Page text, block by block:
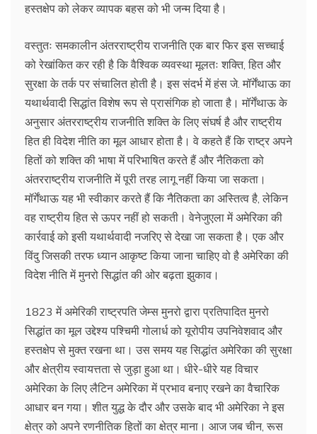
हस्तक्षेप को लेकर व्यापक बहस को भी जन्म दिया है।
वस्तुतः समकालीन अंतरराष्ट्रीय राजनीति एक बार फिर इस सच्चाई
को रेखांकित कर रही है कि वैश्विक व्यवस्था मूलतः शक्ति, हित और
सुरक्षा के तर्क पर संचालित होती है। इस संदर्भ में हंस जे. मॉर्गेंथाऊ का
यथार्थवादी सिद्धांत विशेष रूप से प्रासंगिक हो जाता है। मॉर्गेंथाऊ के
अनुसार अंतरराष्ट्रीय राजनीति शक्ति के लिए संघर्ष है और राष्ट्रीय
हित ही विदेश नीति का मूल आधार होता है। वे कहते हैं कि राष्ट्र अपने
हितों को शक्ति की भाषा में परिभाषित करते हैं और नैतिकता को
अंतरराष्ट्रीय राजनीति में पूरी तरह लागू नहीं किया जा सकता।
मॉर्गेंथाऊ यह भी स्वीकार करते हैं कि नैतिकता का अस्तित्व है, लेकिन
वह राष्ट्रीय हित से ऊपर नहीं हो सकती। वेनेजुएला में अमेरिका की
कार्रवाई को इसी यथार्थवादी नजरिए से देखा जा सकता है। एक और
विंदु जिसकी तरफ ध्यान आकृष्ट किया जाना चाहिए वो है अमेरिका की
विदेश नीति में मुनरो सिद्धांत की ओर बढ़ता झुकाव।
1823 में अमेरिकी राष्ट्रपति जेम्स मुनरो द्वारा प्रतिपादित मुनरो
सिद्धांत का मूल उद्देश्य पश्चिमी गोलार्ध को यूरोपीय उपनिवेशवाद और
हस्तक्षेप से मुक्त रखना था। उस समय यह सिद्धांत अमेरिका की सुरक्षा
और क्षेत्रीय स्वायत्तता से जुड़ा हुआ था। धीरे-धीरे यह विचार
अमेरिका के लिए लैटिन अमेरिका में प्रभाव बनाए रखने का वैचारिक
आधार बन गया। शीत युद्ध के दौर और उसके बाद भी अमेरिका ने इस
क्षेत्र को अपने रणनीतिक हितों का क्षेत्र माना। आज जब चीन, रूस